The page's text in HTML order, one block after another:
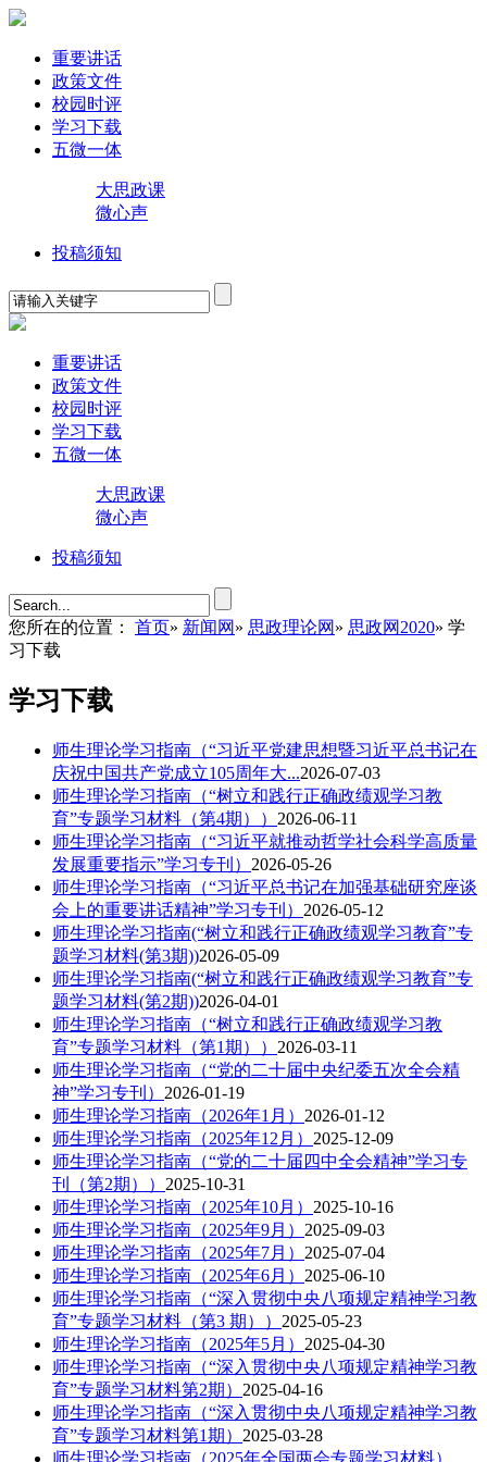
重要讲话
政策文件
校园时评
学习下载
五微一体
大思政课
微心声
投稿须知
重要讲话
政策文件
校园时评
学习下载
五微一体
大思政课
微心声
投稿须知
您所在的位置： 首页» 新闻网 » 思政理论网 » 思政网2020» 学
习下载
学习下载
师生理论学习指南（“习近平党建思想暨习近平总书记在
庆祝中国共产党成立105周年大...2026-07-03
师生理论学习指南（“树立和践行正确政绩观学习教
育”专题学习材料（第4期）） 2026-06-11
师生理论学习指南（“习近平就推动哲学社会科学高质量
发展重要指示”学习专刊） 2026-05-26
师生理论学习指南（“习近平总书记在加强基础研究座谈
会上的重要讲话精神”学习专刊） 2026-05-12
师生理论学习指南(“树立和践行正确政绩观学习教育”专
题学习材料(第3期))2026-05-09
师生理论学习指南(“树立和践行正确政绩观学习教育”专
题学习材料(第2期))2026-04-01
师生理论学习指南（“树立和践行正确政绩观学习教
育”专题学习材料（第1期）） 2026-03-11
师生理论学习指南（“党的二十届中央纪委五次全会精
神”学习专刊） 2026-01-19
师生理论学习指南（2026年1月） 2026-01-12
师生理论学习指南（2025年12月） 2025-12-09
师生理论学习指南（“党的二十届四中全会精神”学习专
刊（第2期）） 2025-10-31
师生理论学习指南（2025年10月） 2025-10-16
师生理论学习指南（2025年9月） 2025-09-03
师生理论学习指南（2025年7月） 2025-07-04
师生理论学习指南（2025年6月） 2025-06-10
师生理论学习指南（“深入贯彻中央八项规定精神学习教
育”专题学习材料（第3 期）） 2025-05-23
师生理论学习指南（2025年5月） 2025-04-30
师生理论学习指南（“深入贯彻中央八项规定精神学习教
育”专题学习材料第2期） 2025-04-16
师生理论学习指南（“深入贯彻中央八项规定精神学习教
育”专题学习材料第1期） 2025-03-28